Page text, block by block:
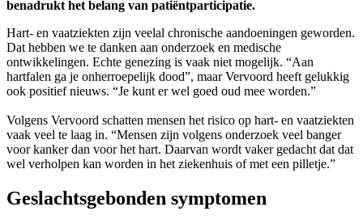
benadrukt het belang van patiëntparticipatie.
Hart- en vaatziekten zijn veelal chronische aandoeningen geworden.
Dat hebben we te danken aan onderzoek en medische
ontwikkelingen. Echte genezing is vaak niet mogelijk. “Aan
hartfalen ga je onherroepelijk dood”, maar Vervoord heeft gelukkig
ook positief nieuws. “Je kunt er wel goed oud mee worden.”
Volgens Vervoord schatten mensen het risico op hart- en vaatziekten
vaak veel te laag in. “Mensen zijn volgens onderzoek veel banger
voor kanker dan voor het hart. Daarvan wordt vaker gedacht dat dat
wel verholpen kan worden in het ziekenhuis of met een pilletje.”
Geslachtsgebonden symptomen